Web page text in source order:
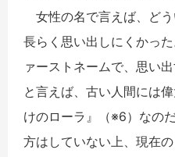
女性の名で言えば、ど
長らく思い出しにくかっ
ァーストネームで、思い
と言えば、古い人間には
けのローラ』（※6）なの
方はしていない上、現在